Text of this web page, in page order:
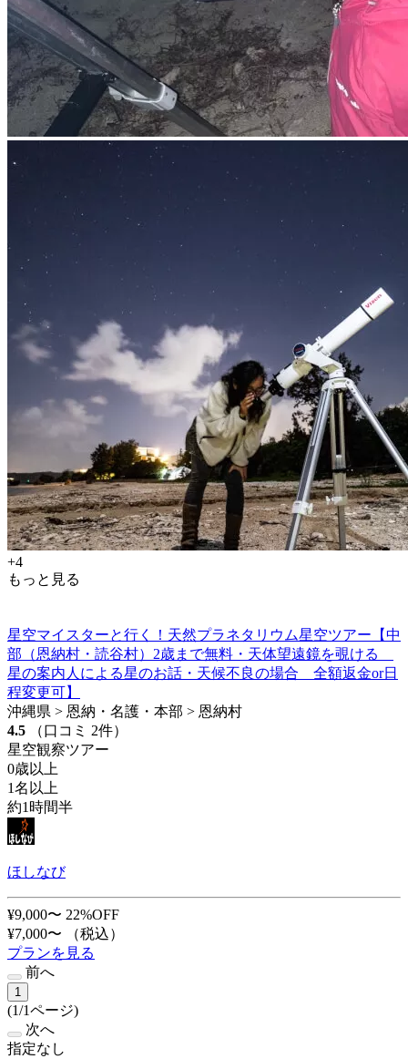
+4
もっと見る
星空マイスターと行く！天然プラネタリウム星空ツアー【中
部（恩納村・読谷村）2歳まで無料・天体望遠鏡を覗ける
星の案内人による星のお話・天候不良の場合 全額返金or日
程変更可】
沖縄県 > 恩納・名護・本部 > 恩納村
4.5
（口コミ 2件）
星空観察ツアー
0歳以上
1名以上
約1時間半
ほしなび
¥9,000〜 22%OFF
¥7,000〜
（税込）
プランを見る
前へ
1
(1/1ページ)
次へ
指定なし